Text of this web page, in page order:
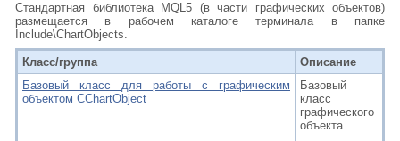
Стандартная библиотека MQL5 (в части графических объектов)
размещается в рабочем каталоге терминала в папке
Include\ChartObjects.
Класс/группа
Описание
Базовый класс для работы с графическим
объектом CChartObject
Базовый
класс
графического
объекта